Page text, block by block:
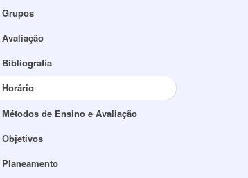
Grupos
Avaliação
Bibliografia
Horário
Métodos de Ensino e Avaliação
Objetivos
Planeamento